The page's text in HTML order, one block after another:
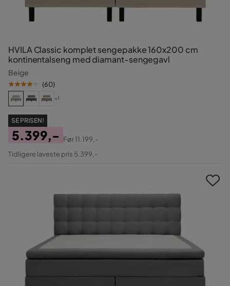
HVILA Classic komplet sengepakke 160x200 cm
kontinentalseng med diamant-sengegavl
Beige
(60)
+1
SE PRISEN!
Pris
5.399,-
Original
Før11.199,-
Tidligere laveste pris 5.399,-